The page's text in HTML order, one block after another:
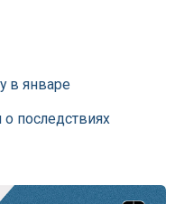
в январе
о последствиях